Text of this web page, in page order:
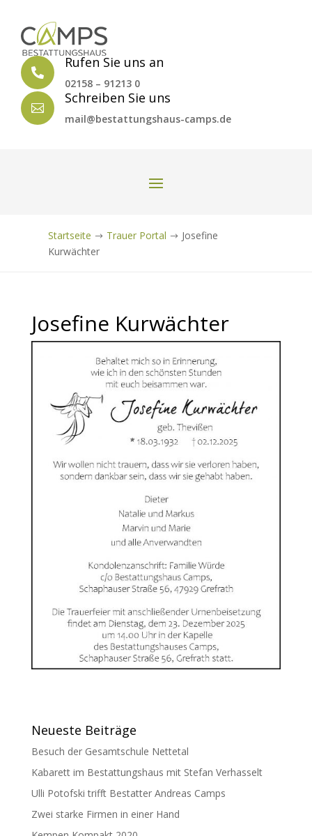

Rufen Sie uns an
02158 – 91213 0

Schreiben Sie uns
mail@bestattungshaus-camps.de
Startseite $ Trauer Portal $ Josefine
Kurwächter
Josefine Kurwächter
Neueste Beiträge
Besuch der Gesamtschule Nettetal
Kabarett im Bestattungshaus mit Stefan Verhasselt
Ulli Potofski trifft Bestatter Andreas Camps
Zwei starke Firmen in einer Hand